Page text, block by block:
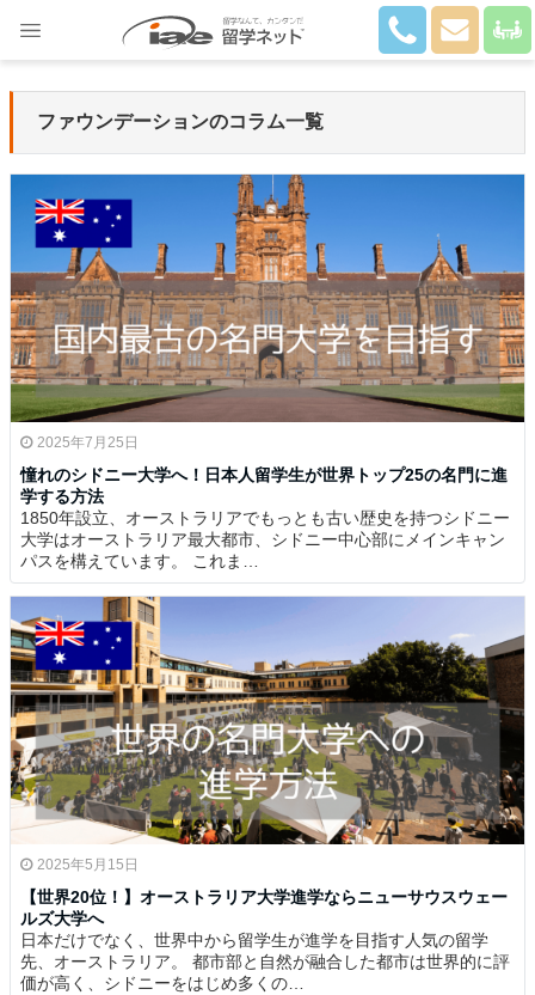
ファウンデーションのコラム一覧
2025年7月25日
憧れのシドニー大学へ！日本人留学生が世界トップ25の名門に進
学する方法
1850年設立、オーストラリアでもっとも古い歴史を持つシドニー
大学はオーストラリア最大都市、シドニー中心部にメインキャン
パスを構えています。 これま…
2025年5月15日
【世界20位！】オーストラリア大学進学ならニューサウスウェー
ルズ大学へ
日本だけでなく、世界中から留学生が進学を目指す人気の留学
先、オーストラリア。 都市部と自然が融合した都市は世界的に評
価が高く、シドニーをはじめ多くの…